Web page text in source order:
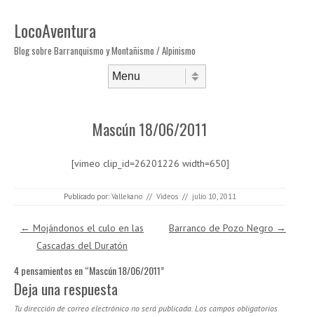
LocoAventura
Blog sobre Barranquismo y Montañismo / Alpinismo
Mascún 18/06/2011
[vimeo clip_id=26201226 width=650]
Publicado por: Vallekano // Videos // julio 10, 2011
Navegación de entradas
← Mojándonos el culo en las
Cascadas del Duratón
Barranco de Pozo Negro →
4 pensamientos en “Mascún 18/06/2011”
Deja una respuesta
Tu dirección de correo electrónico no será publicada. Los campos obligatorios